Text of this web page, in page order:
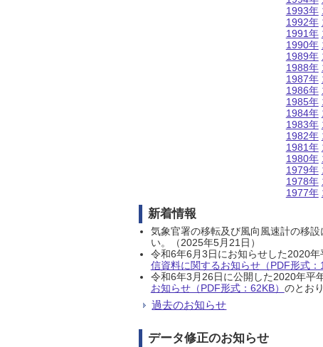
1993年
1992年
1991年
1990年
1989年
1988年
1987年
1986年
1985年
1984年
1983年
1982年
1981年
1980年
1979年
1978年
1977年
新着情報
気象官署の移転及び風向風速計の移
い。（2025年5月21日）
令和6年6月3日にお知らせした2020
信資料に関するお知らせ（PDF形式：
令和6年3月26日に公開した2020年平
お知らせ（PDF形式：62KB） のとお
過去のお知らせ
データ修正のお知らせ